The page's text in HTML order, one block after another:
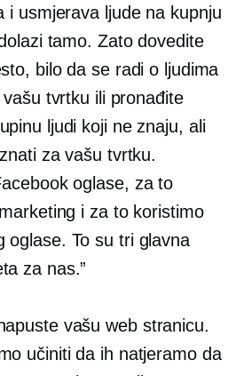
i usmjerava ljude na kupnju
tamo. Zato dovedite
bilo da se radi o ljudima
tvrtku ili pronađite
ljudi koji ne znaju, ali
za vašu tvrtku.
oglase, za to
i za to koristimo
oglase. To su tri glavna
za nas.”
vašu web stranicu.
učiniti da ih natjeramo da